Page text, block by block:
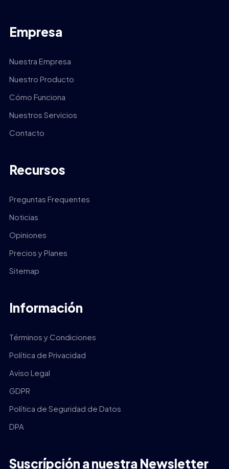
Empresa
Nuestra Empresa
Nuestro Producto
Cómo Funciona
Nuestros Servicios
Contacto
Recursos
Preguntas Frequentes
Noticias
Opiniones
Precios y Planes
Sitemap
Información
Términos y Condiciones
Política de Privacidad
Aviso Legal
GDPR
Política de Seguridad de Datos
DPA
Suscrípción a nuestra Newsletter